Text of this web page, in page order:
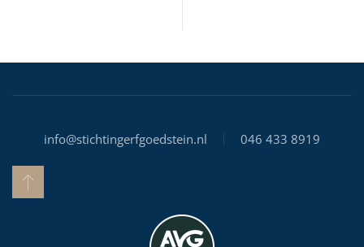
info@stichtingerfgoedstein.nl 046 433 8919